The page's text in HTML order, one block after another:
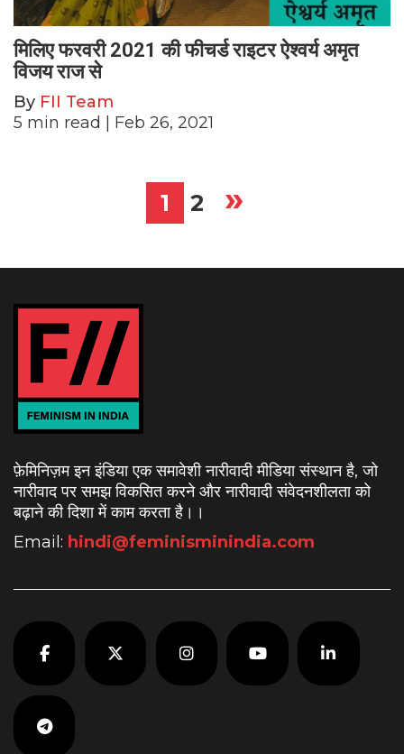
मिलिए फरवरी 2021 की फीचर्ड राइटर ऐश्वर्य अमृत
विजय राज से
By FII Team
5 min read | Feb 26, 2021
1 2 »
फ़ेमिनिज़म इन इंडिया एक समावेशी नारीवादी मीडिया संस्थान है, जो
नारीवाद पर समझ विकसित करने और नारीवादी संवेदनशीलता को
बढ़ाने की दिशा में काम करता है। ।
Email: hindi@feminisminindia.com